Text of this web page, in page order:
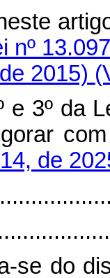
nº
2015)
e 3º da
de
se do